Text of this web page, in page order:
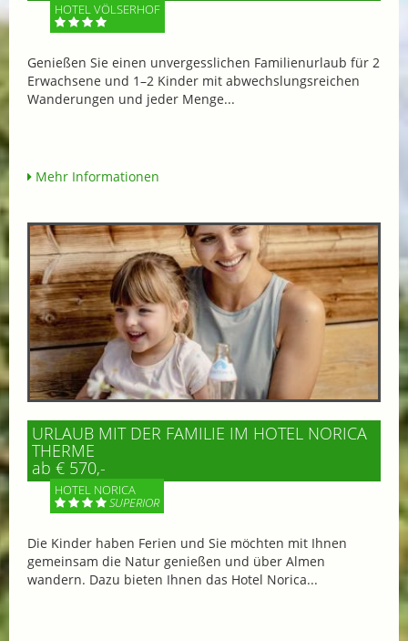
HOTEL VÖLSERHOF
Genießen Sie einen unvergesslichen Familienurlaub für 2
Erwachsene und 1–2 Kinder mit abwechslungsreichen
Wanderungen und jeder Menge...
Mehr Informationen
URLAUB MIT DER FAMILIE IM HOTEL NORICA
THERME
ab € 570,-
HOTEL NORICA
SUPERIOR
Die Kinder haben Ferien und Sie möchten mit Ihnen
gemeinsam die Natur genießen und über Almen
wandern. Dazu bieten Ihnen das Hotel Norica...